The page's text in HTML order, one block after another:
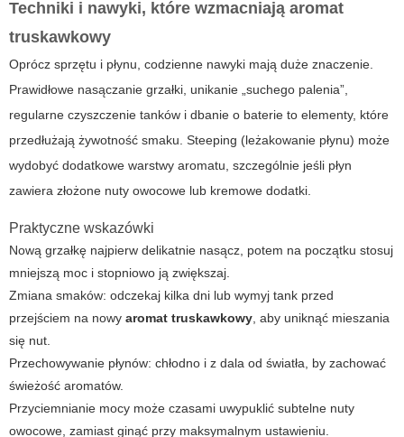
Techniki i nawyki, które wzmacniają aromat
truskawkowy
Oprócz sprzętu i płynu, codzienne nawyki mają duże znaczenie.
Prawidłowe nasączanie grzałki, unikanie „suchego palenia”,
regularne czyszczenie tanków i dbanie o baterie to elementy, które
przedłużają żywotność smaku. Steeping (leżakowanie płynu) może
wydobyć dodatkowe warstwy aromatu, szczególnie jeśli płyn
zawiera złożone nuty owocowe lub kremowe dodatki.
Praktyczne wskazówki
Nową grzałkę najpierw delikatnie nasącz, potem na początku stosuj
mniejszą moc i stopniowo ją zwiększaj.
Zmiana smaków: odczekaj kilka dni lub wymyj tank przed
przejściem na nowy aromat truskawkowy , aby uniknąć mieszania
się nut.
Przechowywanie płynów: chłodno i z dala od światła, by zachować
świeżość aromatów.
Przyciemnianie mocy może czasami uwypuklić subtelne nuty
owocowe, zamiast ginąć przy maksymalnym ustawieniu.